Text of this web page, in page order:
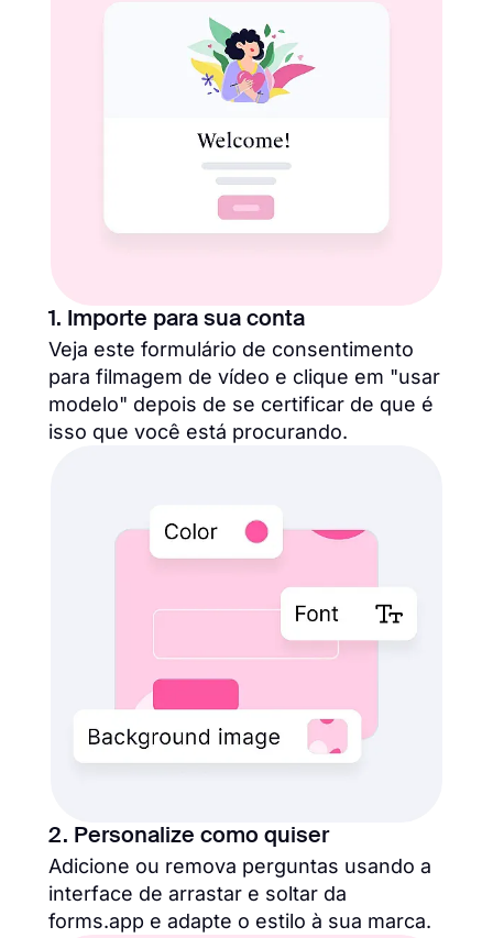
1. Importe para sua conta
Veja este formulário de consentimento
para filmagem de vídeo e clique em "usar
modelo" depois de se certificar de que é
isso que você está procurando.
2. Personalize como quiser
Adicione ou remova perguntas usando a
interface de arrastar e soltar da
forms.app e adapte o estilo à sua marca.